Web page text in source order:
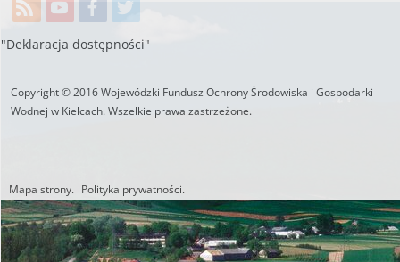
"Deklaracja dostępności"
Copyright © 2016 Wojewódzki Fundusz Ochrony Środowiska i Gospodarki
Wodnej w Kielcach. Wszelkie prawa zastrzeżone.
Mapa strony. Polityka prywatności.
Utworzono przez W.S.ds.ITM & P